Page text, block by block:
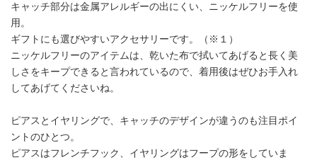
キャッチ部分は金属アレルギーの出にくい、ニッケルフリーを使
用。
ギフトにも選びやすいアクセサリーです。（※１）
ニッケルフリーのアイテムは、乾いた布で拭いてあげると長く美
しさをキープできると言われているので、着用後はぜひお手入れ
してあげてくださいね。
ピアスとイヤリングで、キャッチのデザインが違うのも注目ポイ
ントのひとつ。
ピアスはフレンチフック、イヤリングはフープの形をしていま